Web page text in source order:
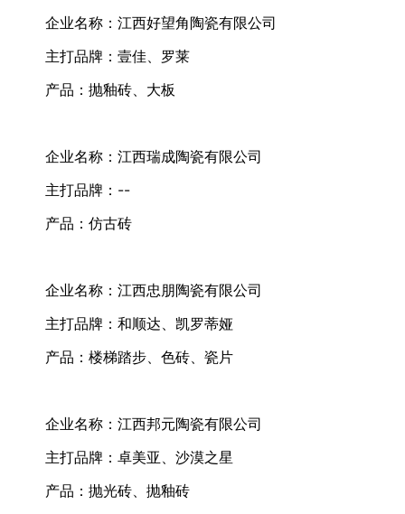
企业名称：江西好望角陶瓷有限公司
主打品牌：壹佳、罗莱
产品：抛釉砖、大板
企业名称：江西瑞成陶瓷有限公司
主打品牌：--
产品：仿古砖
企业名称：江西忠朋陶瓷有限公司
主打品牌：和顺达、凯罗蒂娅
产品：楼梯踏步、色砖、瓷片
企业名称：江西邦元陶瓷有限公司
主打品牌：卓美亚、沙漠之星
产品：抛光砖、抛釉砖